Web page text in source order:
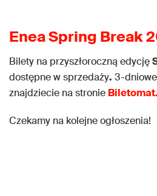
Enea Spring Break
Bilety na przyszłoroczną edycję
dostępne w sprzedaży. 3-
znajdziecie na stronie
Czekamy na kolejne ogłoszenia!